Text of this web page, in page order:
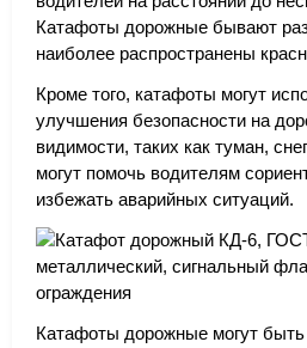
Катафоты дорожные бывают
наиболее распространены
Кроме того, катафоты могут
улучшения безопасности на
видимости, таких как туман,
могут помочь водителям
избежать аварийных ситуаций.
Катафоты дорожные могут